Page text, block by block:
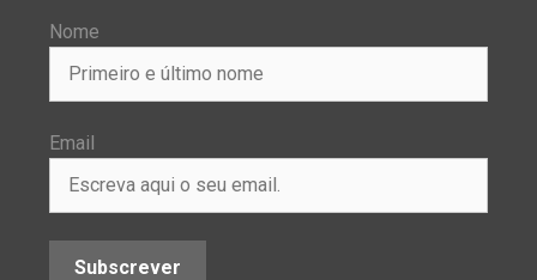
Nome
Email
Subscrever